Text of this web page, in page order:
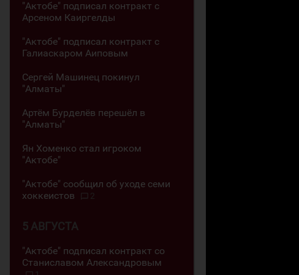
"Актобе" подписал контракт с
Арсеном Каиргелды
"Актобе" подписал контракт с
Галиаскаром Аиповым
Сергей Машинец покинул
"Алматы"
Артём Бурделёв перешёл в
"Алматы"
Ян Хоменко стал игроком
"Актобе"
"Актобе" сообщил об уходе семи
хоккеистов
2
5 АВГУСТА
"Актобе" подписал контракт со
Станиславом Александровым